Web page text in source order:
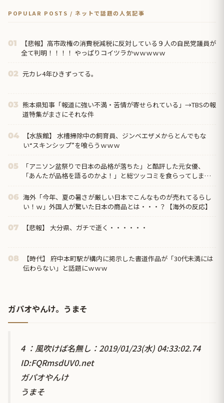
POPULAR POSTS / ネットで話題の人気記事
01
【悲報】高市政権の消費税減税に反対している９人の自民党議員が
全て判明！！！！ やっぱりコイツラかｗｗｗｗｗ
02 元カレ4年ひきずってる。
03 熊本県知事「報道に強い不満・苦情が寄せられている」→TBSの報
道特集がまさにそれな件
04
【水族館】 水槽掃除中の飼育員、ジンベエザメからとんでもな
い“スキンシップ”を喰らうｗｗｗ
05
「アニソン盆祭りで日本の品格が落ちた」と酷評した元女優、
「あんたが品格を語るのかよ！」と総ツッコミを食らってしま
06 海外「今年、夏の暑さが厳しい日本でこんなものが売れてるらし
い！ｗ」外国人が驚いた日本の商品とは・・・？【海外の反応】
07 【悲報】 大分県、ガチで逝く・・・・・・
08
【時代】 府中本町駅が構内に掲示した書道作品が「30代未満には
伝わらない」と話題にｗｗｗ
ガパオやんけ。うまそ
4 ：風吹けば名無し：2019/01/23(水) 04:33:02.74
ID:FQRmsdUV0.net
ガパオやんけ
うまそ